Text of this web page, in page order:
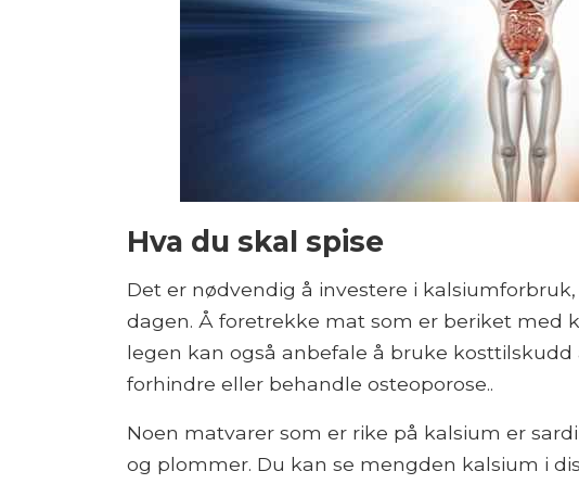
Hva du skal spise
Det er nødvendig å investere i
dagen. Å foretrekke mat som er beriket med
legen kan også anbefale å bruke
forhindre eller behandle osteoporose..
Noen matvarer som er rike på kalsium er
og plommer. Du kan se mengden kalsium i